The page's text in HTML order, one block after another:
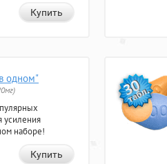
Купить
одном"
усиления
наборе!
Купить